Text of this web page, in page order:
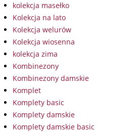
kolekcja masełko
Kolekcja na lato
Kolekcja welurów
Kolekcja wiosenna
kolekcja zima
Kombinezony
Kombinezony damskie
Komplet
Komplety basic
Komplety damskie
Komplety damskie basic